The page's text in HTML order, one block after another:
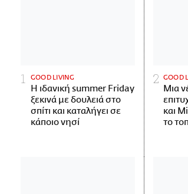
GOOD LIVING
Η ιδανική summer Friday
ξεκινά με δουλειά στο
σπίτι και καταλήγει σε
κάποιο νησί
GOOD
Μια
και
το